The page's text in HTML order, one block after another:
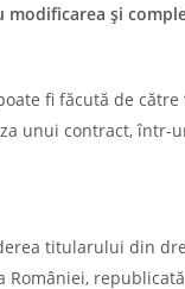
şi
fi făcută de
unui contract,
titularului din
României,